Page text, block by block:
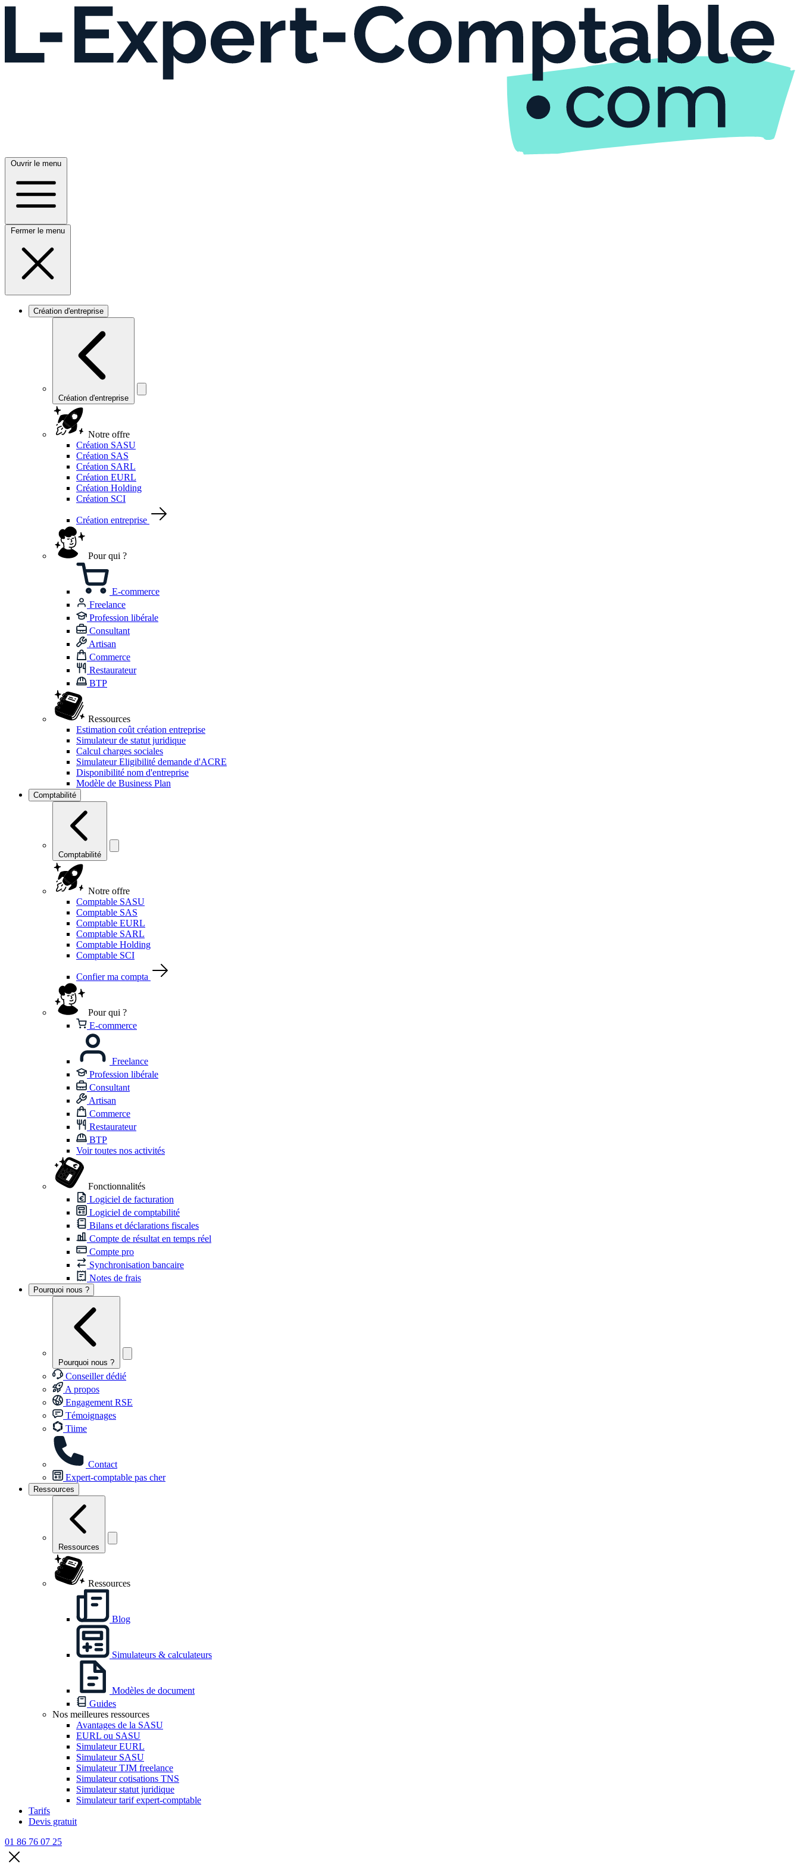
Ouvrir le menu
Fermer le menu
Création d'entreprise
Création d'entreprise
Notre offre
Création SASU
Création SAS
Création SARL
Création EURL
Création Holding
Création SCI
Création entreprise
Pour qui ?
E-commerce
Freelance
Profession libérale
Consultant
Artisan
Commerce
Restaurateur
BTP
Ressources
Estimation coût création entreprise
Simulateur de statut juridique
Calcul charges sociales
Simulateur Eligibilité demande d'ACRE
Disponibilité nom d'entreprise
Modèle de Business Plan
Comptabilité
Comptabilité
Notre offre
Comptable SASU
Comptable SAS
Comptable EURL
Comptable SARL
Comptable Holding
Comptable SCI
Confier ma compta
Pour qui ?
E-commerce
Freelance
Profession libérale
Consultant
Artisan
Commerce
Restaurateur
BTP
Voir toutes nos activités
Fonctionnalités
Logiciel de facturation
Logiciel de comptabilité
Bilans et déclarations fiscales
Compte de résultat en temps réel
Compte pro
Synchronisation bancaire
Notes de frais
Pourquoi nous ?
Pourquoi nous ?
Conseiller dédié
A propos
Engagement RSE
Témoignages
Tiime
Contact
Expert-comptable pas cher
Ressources
Ressources
Ressources
Blog
Simulateurs & calculateurs
Modèles de document
Guides
Nos meilleures ressources
Avantages de la SASU
EURL ou SASU
Simulateur EURL
Simulateur SASU
Simulateur TJM freelance
Simulateur cotisations TNS
Simulateur statut juridique
Simulateur tarif expert-comptable
Tarifs
Devis gratuit
01 86 76 07 25